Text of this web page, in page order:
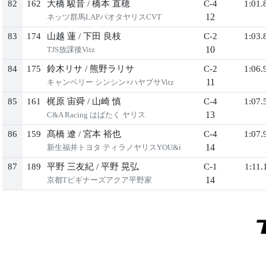
82 162 大橋 駿音 / 橋本 直穂
ネッツ群馬LAPパオタヤリスCVT
C-4
12
83 174 山越 蓮 / 下田 良枝
TJS放課後Vitz
C-2
10
84 175 鈴木リサ / 熊野ラリサ
キャンベリー シンシン×ハヤブサVitz
C-2
11
85 161 梶原 宙舜 / 山崎 慎
C&A Racing はばたく ヤリス
C-4
13
86 159 髙橋 遼 / 宮本 裕也
新生福井トヨタ ティラノヤリスYOU&ⅰ
C-4
14
87 189 平野 三友紀 / 平野 晃弘
京都Tビギナーズアクア平野家
C-1
14